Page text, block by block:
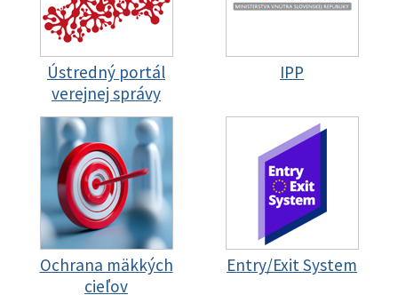
Ústredný portál
verejnej správy
IPP
Ochrana mäkkých
cieľov
Entry/Exit System